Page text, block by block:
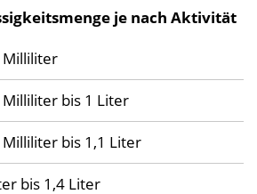
je nach Aktivität
Milliliter
bis 1 Liter
bis 1,1 Liter
bis 1,4 Liter